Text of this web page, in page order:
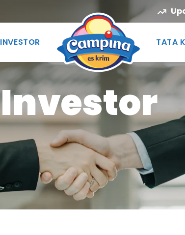
INVESTOR TATA
Investor